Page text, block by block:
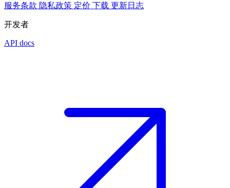
服务条款 隐私政策 定价 下载 更新日志
开发者
API docs